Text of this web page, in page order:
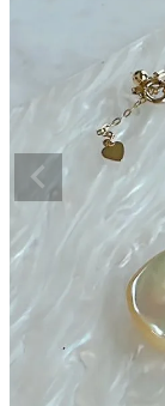
Information